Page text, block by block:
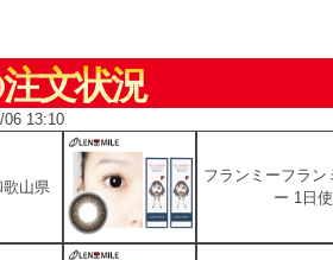
文状況
06 13:10
歌山県
フランミーフラ
ー 1日